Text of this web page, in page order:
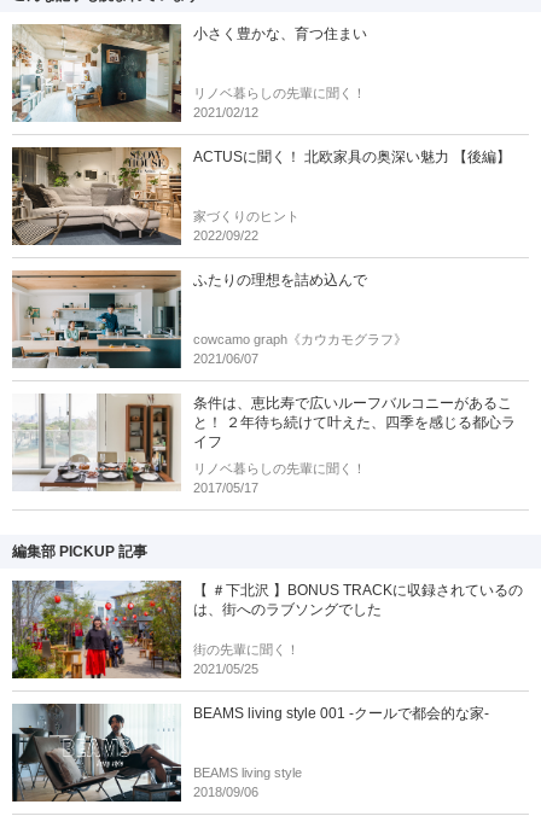
小さく豊かな、育つ住まい
リノベ暮らしの先輩に聞く！
2021/02/12
ACTUSに聞く！ 北欧家具の奥深い魅力 【後編】
家づくりのヒント
2022/09/22
ふたりの理想を詰め込んで
cowcamo graph《カウカモグラフ》
2021/06/07
条件は、恵比寿で広いルーフバルコニーがあるこ
と！ ２年待ち続けて叶えた、四季を感じる都心ラ
イフ
リノベ暮らしの先輩に聞く！
2017/05/17
編集部 PICKUP 記事
【 ＃下北沢 】BONUS TRACKに収録されているの
は、街へのラブソングでした
街の先輩に聞く！
2021/05/25
BEAMS living style 001 -クールで都会的な家-
BEAMS living style
2018/09/06